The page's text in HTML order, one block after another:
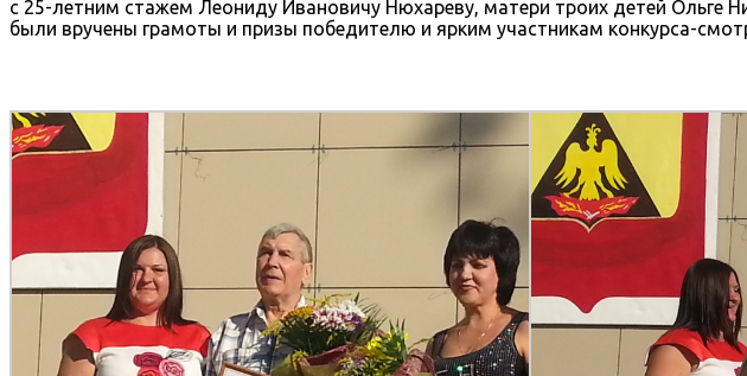
с 25-летним стажем Леониду Ивановичу Нюхареву, матери троих детей
были вручены грамоты и призы победителю и ярким участникам конкурса-